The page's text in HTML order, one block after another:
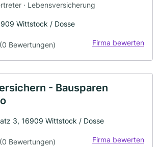
· Lebensversicherung
Wittstock / Dosse
(0 Bewertungen) Firma bewerten
- Bausparen
3, 16909 Wittstock / Dosse
(0 Bewertungen) Firma bewerten